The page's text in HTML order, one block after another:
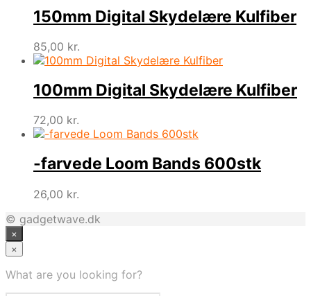
150mm Digital Skydelære Kulfiber
85,00 kr.
100mm Digital Skydelære Kulfiber
72,00 kr.
-farvede Loom Bands 600stk
26,00 kr.
© gadgetwave.dk
×
×
What are you looking for?